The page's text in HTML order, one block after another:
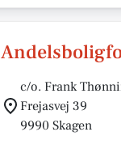
c/o. Frank
Frejasvej 39
9990 Skagen